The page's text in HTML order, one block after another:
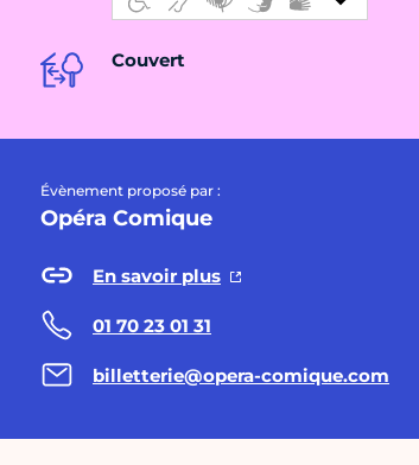
Couvert
Évènement proposé par :
Opéra Comique
En savoir plus
01 70 23 01 31
billetterie@opera-comique.com